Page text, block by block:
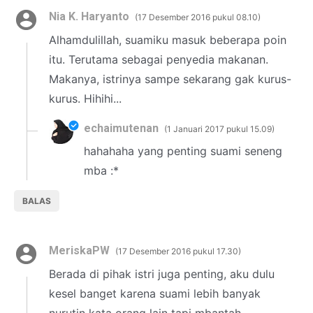
Nia K. Haryanto 17 Desember 2016 pukul 08.10
Alhamdulillah, suamiku masuk beberapa poin
itu. Terutama sebagai penyedia makanan.
Makanya, istrinya sampe sekarang gak kurus-
kurus. Hihihi...
BALAS
echaimutenan 1 Januari 2017 pukul 15.09
hahahaha yang penting suami seneng
mba :*
MeriskaPW 17 Desember 2016 pukul 17.30
Berada di pihak istri juga penting, aku dulu
kesel banget karena suami lebih banyak